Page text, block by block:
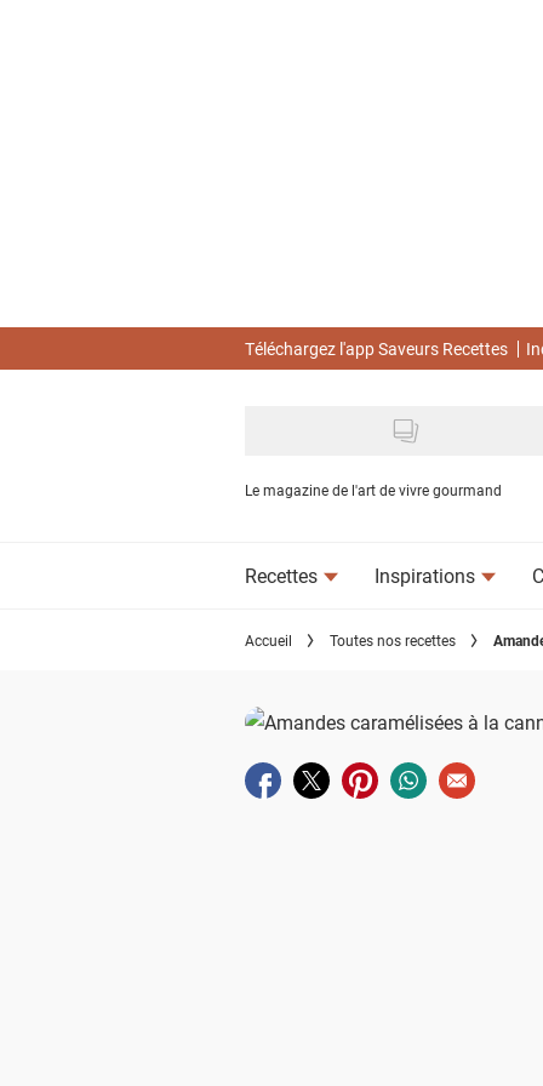
Téléchargez l'app Saveurs Recettes
Le magazine de l'art de vivre gourmand
Recettes Inspirations
Accueil Toutes nos recettes
Partager sur facebook
Partager sur twitter
Partager sur pinterest
Partager sur
Envoyer à